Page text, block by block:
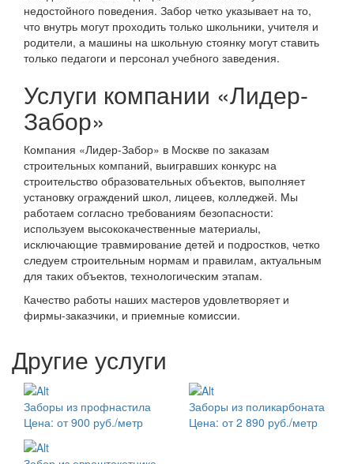
недостойного поведения. Забор четко указывает на то,
что внутрь могут проходить только школьники, учителя и
родители, а машины на школьную стоянку могут ставить
только педагоги и персонал учебного заведения.
Услуги компании «Лидер-
Забор»
Компания «Лидер-Забор» в Москве по заказам
строительных компаний, выигравших конкурс на
строительство образовательных объектов, выполняет
установку ограждений школ, лицеев, колледжей. Мы
работаем согласно требованиям безопасности:
используем высококачественные материалы,
исключающие травмирование детей и подростков, четко
следуем строительным нормам и правилам, актуальным
для таких объектов, технологическим этапам.
Качество работы наших мастеров удовлетворяет и
фирмы-заказчики, и приемные комиссии.
Другие услуги
Заборы из профнастила
Цена: от 900 руб./метр
Заборы из поликарбоната
Цена: от 2 890 руб./метр